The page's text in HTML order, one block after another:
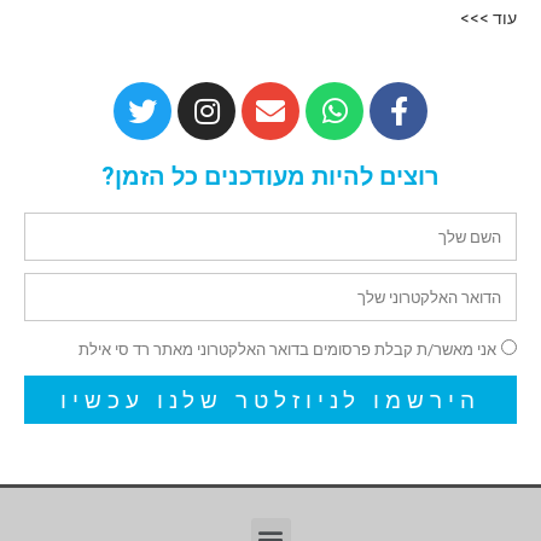
עוד >>>
רוצים להיות מעודכנים כל הזמן?
אני מאשר/ת קבלת פרסומים בדואר האלקטרוני מאתר רד סי אילת
הירשמו לניוזלטר שלנו עכשיו